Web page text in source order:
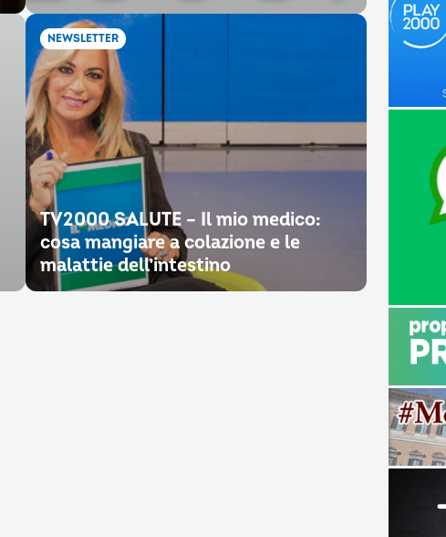
NEWSLETTER
TV2000 SALUTE – Il mio medico:
cosa mangiare a colazione e le
malattie dell’intestino